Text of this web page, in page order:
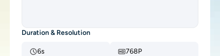
AI 익스텐더
Duration & Resolution
6s
768P